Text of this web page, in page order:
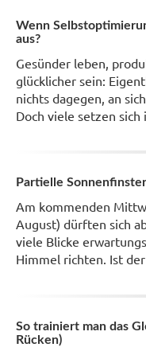
Wenn
aus?
Gesünder leben,
glücklicher sein:
nichts dagegen, an
Doch viele setzen sich
Partielle
Am kommenden
August) dürften sich
viele Blicke
Himmel richten. Ist der
So trainiert man das
Rücken)